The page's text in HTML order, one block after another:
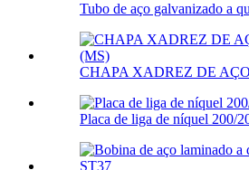
Tubo de aço galvanizado a
CHAPA XADREZ DE
Placa de liga de níquel 200/